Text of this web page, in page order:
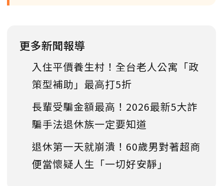
更多新聞報導
入住平價養生村！全台老人公寓「政
策型補助」最高打5折
長輩受騙金額最高！2026最新5大詐
騙手法退休族一定要知道
退休第一天就崩潰！60歲男對著超商
便當懷疑人生「一切好安靜」